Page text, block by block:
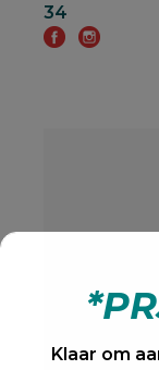
34
Klaar om